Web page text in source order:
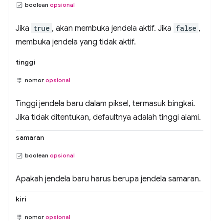
boolean opsional
Jika true , akan membuka jendela aktif. Jika false ,
membuka jendela yang tidak aktif.
tinggi
nomor opsional
Tinggi jendela baru dalam piksel, termasuk bingkai.
Jika tidak ditentukan, defaultnya adalah tinggi alami.
samaran
boolean opsional
Apakah jendela baru harus berupa jendela samaran.
kiri
nomor opsional